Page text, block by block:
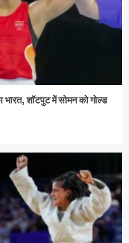
शॉटपुट में सोमन को गोल्ड